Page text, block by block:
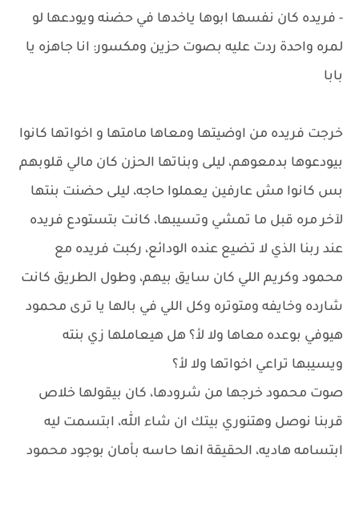
- فريده كان نفسها ابوها ياخدها في حضنه ويودعها لو
لمره واحدة ردت عليه بصوت حزين ومكسور: انا جاهزه يا
بابا
خرجت فريده من اوضيتها ومعاها مامتها و اخواتها كانوا
بيودعوها بدمعوهم، ليلى وبناتها الحزن كان مالي قلوبهم
بس كانوا مش عارفين يعملوا حاجه، ليلى حضنت بنتها
لآخر مره قبل ما تمشي وتسيبها، كانت بتستودع فريده
عند ربنا الذي لا تضيع عنده الودائع، ركبت فريده مع
محمود وكريم اللي كان سايق بيهم، وطول الطريق كانت
شارده وخايفه ومتوتره وكل اللي في بالها يا ترى محمود
هيوفي بوعده معاها ولا لأ؟ هل هيعاملها زي بنته
ويسيبها تراعي اخواتها ولا لأ؟
صوت محمود خرجها من شرودها، كان بيقولها خلاص
قربنا نوصل وهتنوري بيتك ان شاء الله، ابتسمت ليه
ابتسامه هاديه، الحقيقة انها حاسه بأمان بوجود محمود